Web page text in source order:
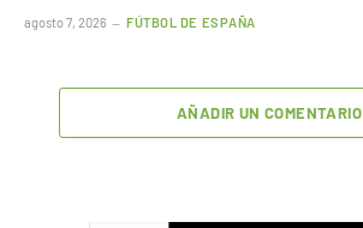
agosto 7, 2026 FÚTBOL DE ESPAÑA
AÑADIR UN COMENTARIO